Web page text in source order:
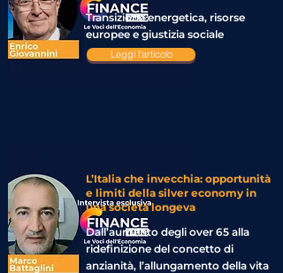
Transizione energetica, risorse
europee e giustizia sociale
Leggi l'articolo
L’Italia che invecchia: opportunità
e limiti della silver economy in
una società longeva
Dall’aumento degli over 65 alla
ridefinizione del concetto di
anzianità, l’allungamento della vita